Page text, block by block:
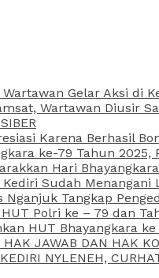
Gelar Aksi di
Wartawan Diusir
Karena Berhasil
ke-79 Tahun
Hari
Sudah
Nganjuk Tangkap
Polri ke – 79 dan
HUT Bhayangkara
JAWAB DAN HAK
KEDIRI NYLENEH,